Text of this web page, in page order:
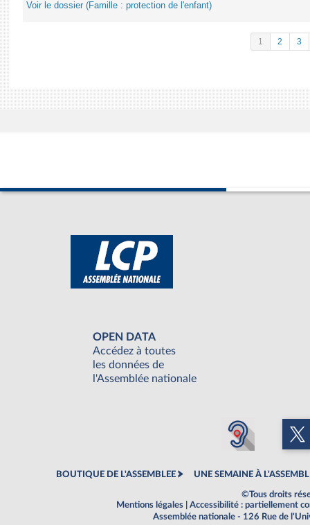
Voir le dossier (Famille : protection de l'enfant)
1 2 3
OPEN DATA
Accédez à toutes
les données de
l'Assemblée nationale
BOUTIQUE DE L'ASSEMBLEE UNE SEMAINE À
©Tous droits
Mentions légales
Accessibilité : partiellement
Assemblée nationale - 126 Rue de